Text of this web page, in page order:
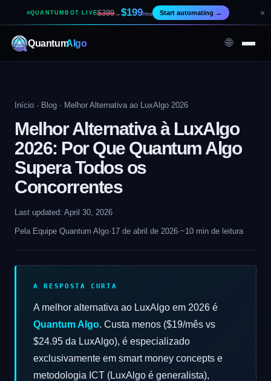
QUANTUMBOT LIVE$399→$199/mo Start automating → ×
QuantumAlgo 🌐
Início · Blog · Melhor Alternativa ao LuxAlgo 2026
Melhor Alternativa à LuxAlgo
2026: Por Que Quantum Algo
Supera Todos os
Concorrentes
Last updated: April 30, 2026
Pela Equipe Quantum Algo·17 de abril de 2026·~10 min de leitura
A RESPOSTA CURTA
A melhor alternativa ao LuxAlgo em 2026 é
Quantum Algo. Custa menos ($19/mês vs
$24.95 da LuxAlgo), é especializado
exclusivamente em smart money concepts e
metodologia ICT (LuxAlgo é generalista),